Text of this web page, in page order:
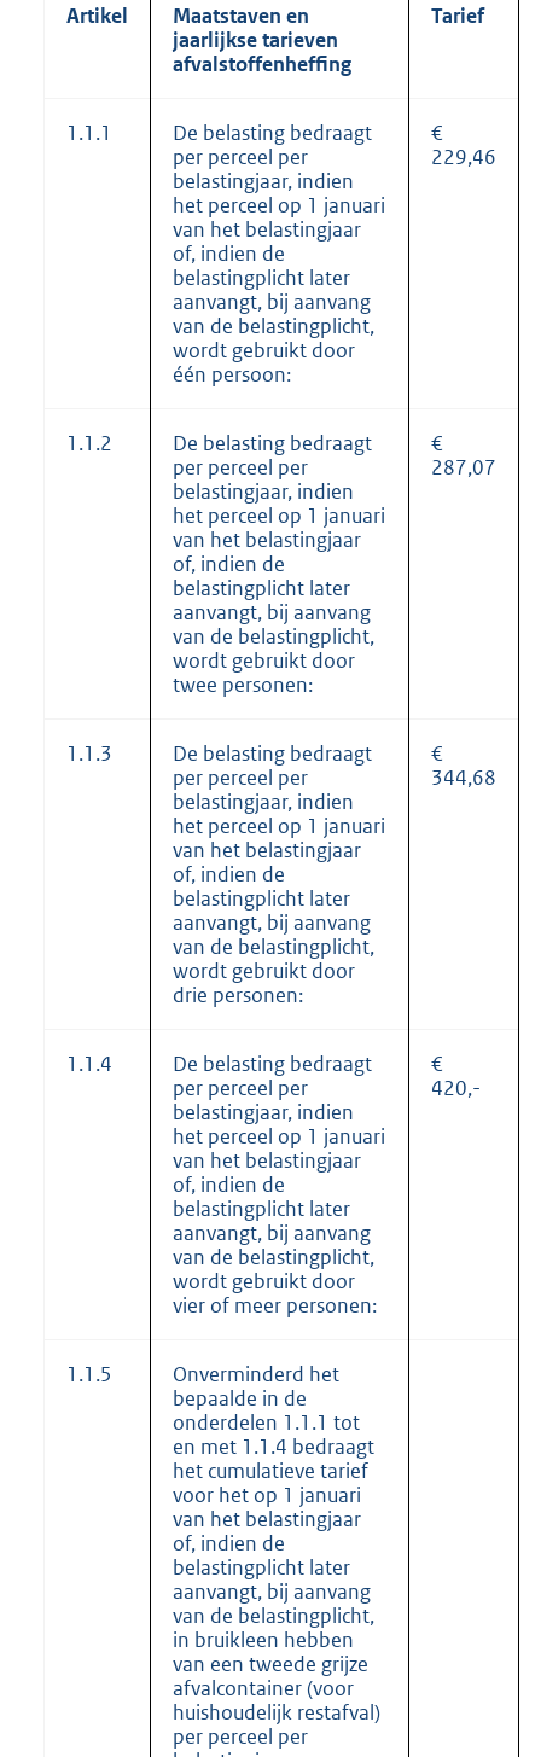
Artikel
Maatstaven en
jaarlijkse tarieven
afvalstoffenheffing
Tarief
1.1.1
De belasting bedraagt
per perceel per
belastingjaar, indien
het perceel op 1 januari
van het belastingjaar
of, indien de
belastingplicht later
aanvangt, bij aanvang
van de belastingplicht,
wordt gebruikt door
één persoon:
€
229,46
1.1.2
De belasting bedraagt
per perceel per
belastingjaar, indien
het perceel op 1 januari
van het belastingjaar
of, indien de
belastingplicht later
aanvangt, bij aanvang
van de belastingplicht,
wordt gebruikt door
twee personen:
€
287,07
1.1.3
De belasting bedraagt
per perceel per
belastingjaar, indien
het perceel op 1 januari
van het belastingjaar
of, indien de
belastingplicht later
aanvangt, bij aanvang
van de belastingplicht,
wordt gebruikt door
drie personen:
€
344,68
1.1.4
De belasting bedraagt
per perceel per
belastingjaar, indien
het perceel op 1 januari
van het belastingjaar
of, indien de
belastingplicht later
aanvangt, bij aanvang
van de belastingplicht,
wordt gebruikt door
vier of meer personen:
€
420,-
1.1.5
Onverminderd het
bepaalde in de
onderdelen 1.1.1 tot
en met 1.1.4 bedraagt
het cumulatieve tarief
voor het op 1 januari
van het belastingjaar
of, indien de
belastingplicht later
aanvangt, bij aanvang
van de belastingplicht,
in bruikleen hebben
van een tweede grijze
afvalcontainer (voor
huishoudelijk restafval)
per perceel per